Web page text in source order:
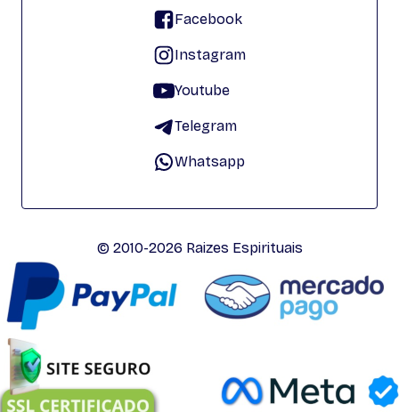
Facebook
Instagram
Youtube
Telegram
Whatsapp
© 2010-2026 Raizes Espirituais